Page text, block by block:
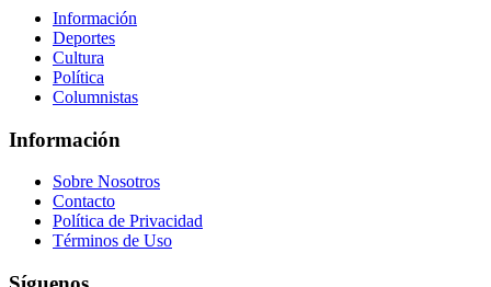
Información
Deportes
Cultura
Política
Columnistas
Información
Sobre Nosotros
Contacto
Política de Privacidad
Términos de Uso